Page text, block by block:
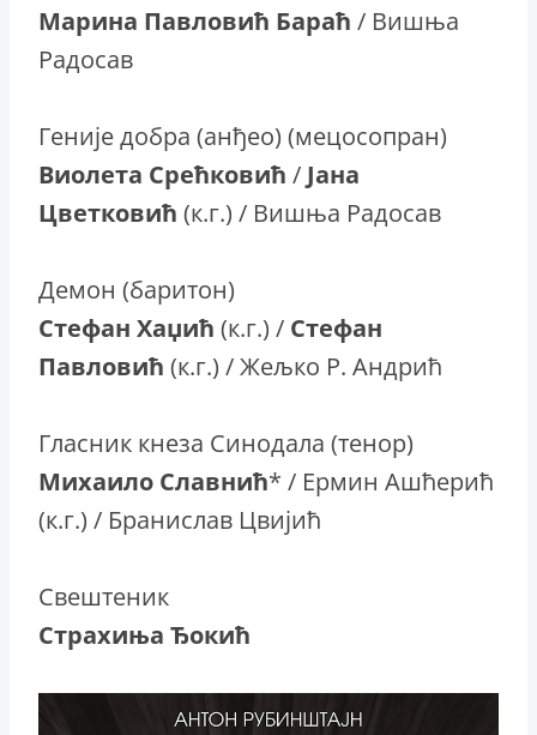
Марина Павловић Бараћ / Вишња
Радосав
Геније добра (анђео) (мецосопран)
Виолета Срећковић / Јана
Цветковић (к.г.) / Вишња Радосав
Демон (баритон)
Стефан Хаџић (к.г.) / Стефан
Павловић (к.г.) / Жељко Р. Андрић
Гласник кнеза Синодала (тенор)
Михаило Славнић* / Ермин Ашћерић
(к.г.) / Бранислав Цвијић
Свештеник
Страхиња Ђокић